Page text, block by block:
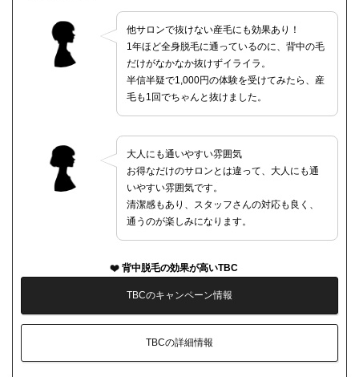
他サロンで抜けない産毛にも効果あり！
1年ほど全身脱毛に通っているのに、背中の毛
だけがなかなか抜けずイライラ。
半信半疑で1,000円の体験を受けてみたら、産
毛も1回でちゃんと抜けました。
大人にも通いやすい雰囲気
お得なだけのサロンとは違って、大人にも通
いやすい雰囲気です。
清潔感もあり、スタッフさんの対応も良く、
通うのが楽しみになります。
背中脱毛の効果が高いTBC
TBCのキャンペーン情報
TBCの詳細情報